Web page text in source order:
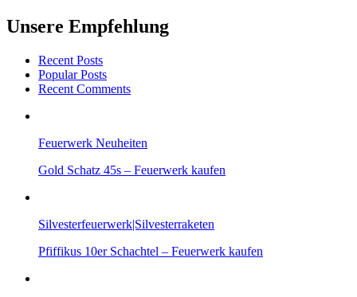
Unsere Empfehlung
Recent Posts
Popular Posts
Recent Comments
Feuerwerk Neuheiten
Gold Schatz 45s – Feuerwerk kaufen
Silvesterfeuerwerk|Silvesterraketen
Pfiffikus 10er Schachtel – Feuerwerk kaufen